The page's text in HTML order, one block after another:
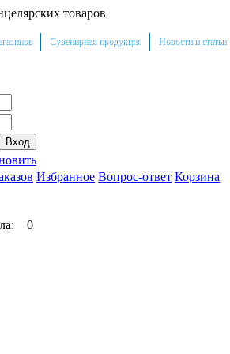
товаров
Сувенирная продукция Новости и статьи
Избранное Вопрос-ответ Корзина
0